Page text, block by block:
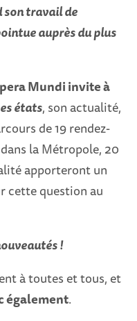
son travail de
auprès du plus
Mundi invite à
états, son actualité,
de 19 rendez-
la Métropole, 20
apporteront un
cette question au
!
à toutes et tous, et
également.